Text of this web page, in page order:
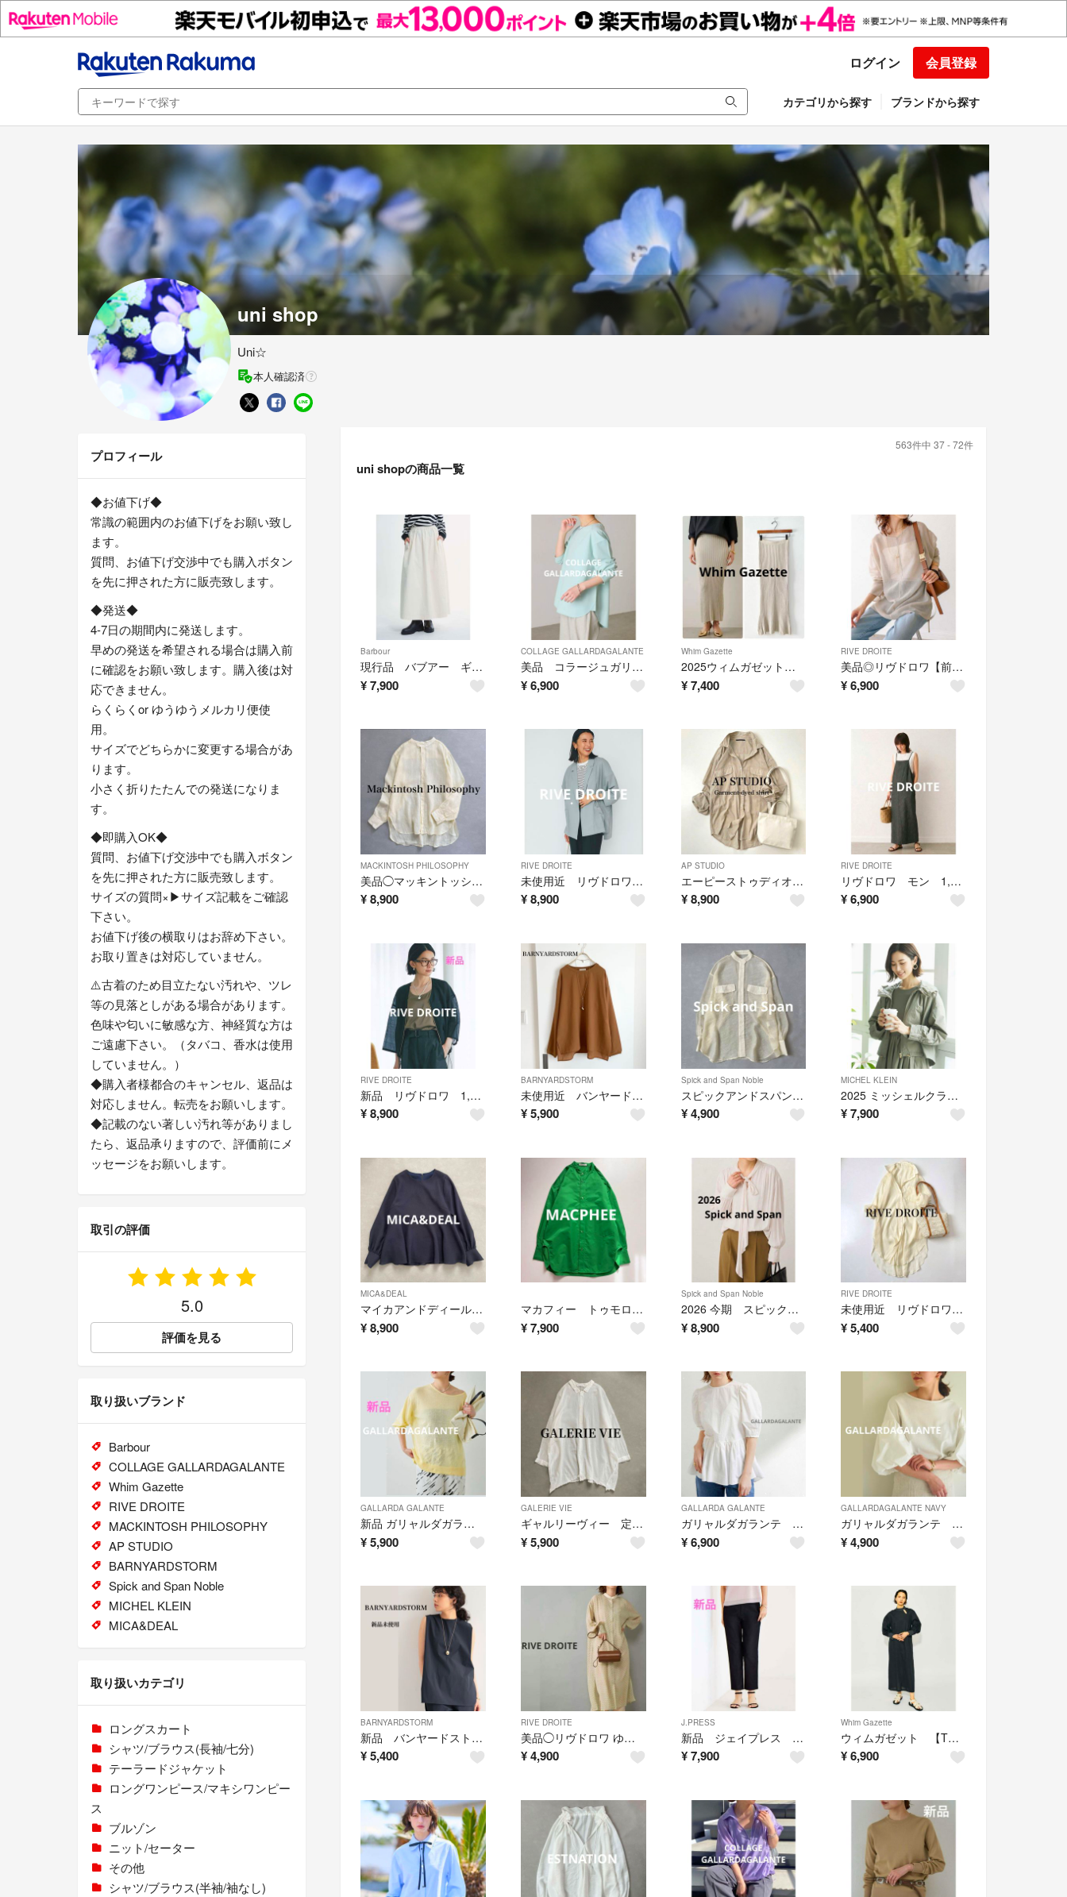
ログイン 会員登録
カテゴリから探す ブランドから探す
uni shop
Uni☆
本人確認済
563件中 37 - 72件
uni shopの商品一覧
Barbour
現行品 バブアー ギャザーフレアスカート Japan Exclusive
¥7,900
COLLAGE GALLARDAGALANTE
美品 コラージュガリャルダガランテ ジョーゼットロンTEE ミント
¥6,900
Whim Gazette
2025ウィムガゼット ニットフィットスカート ライトベージュ
¥ 7,400
RIVE DROITE
美品◎リヴドロワ【前後2WAY】リネンタッチドロストブラウス ベージュ
¥6,900
MACKINTOSH PHILOSOPHY
美品◯マッキントッシュフィロソフィー リネンブラウス シャツ イエロー
¥8,900
RIVE DROITE
未使用近 リヴドロワ シアードルマンジャケット
¥8,900
AP STUDIO
エーピーストゥディオ ガーメントダイシャツ ベージュ
¥ 8,900
RIVE DROITE
リヴドロワ モン 1,8万円 デニムワンピース
¥6,900
RIVE DROITE
新品 リヴドロワ 1,6万 Vネックシアーブルゾン ブラック
¥8,900
BARNYARDSTORM
未使用近 バンヤードストーム ポプリンブラウスプルオーバー キャメル
¥5,900
Spick and Span Noble
スピックアンドスパン シアーオーバーシャツ ナチュラル
¥ 4,900
MICHEL KLEIN
2025 ミッシェルクラン ドロストコンパクトブルゾン カーキ
¥7,900
MICA&DEAL
マイカアンドディール ペプラムジャガードブラウス ネイビー
¥8,900
マカフィー トゥモローランド ポリエステルコットン バンドカラーシャツ
¥7,900
Spick and Span Noble
2026 今期 スピックアンドスパン ボウタイブラウス ホワイト
¥ 8,900
RIVE DROITE
未使用近 リヴドロワ シアーロングシャツ ブラウス ライトイエロー
¥5,400
GALLARDA GALANTE
新品 ガリャルダガランテ 2万円 【2WAY】スリットスリーブシアーニット
¥5,900
GALERIE VIE
ギャルリーヴィー 定価2,3万 コットンシアーカットオフシャツ ホワイト
¥5,900
GALLARDA GALANTE
ガリャルダガランテ 金子麻貴さん コットンペプラムパフブラウス
¥ 6,900
GALLARDAGALANTE NAVY
ガリャルダガランテ タフタスリーブカットソー ホワイト
¥4,900
BARNYARDSTORM
新品 バンヤードストーム 撥水ノースリプルオーバー / ハンドウォッシャブル
¥5,400
RIVE DROITE
美品◯リヴドロワ ゆったり小紋プリントロングシャツワンピース ベージュ
¥4,900
J.PRESS
新品 ジェイプレス シャンブレーサテンテーパードパンツ
¥ 7,900
Whim Gazette
ウィムガゼット 【THE PAUSE】タックスリーブワンピース
¥6,900
プロフィール
◆お値下げ◆
常識の範囲内のお値下げをお願い致し
ます。
質問、お値下げ交渉中でも購入ボタン
を先に押された方に販売致します。
◆発送◆
4-7日の期間内に発送します。
早めの発送を希望される場合は購入前
に確認をお願い致します。購入後は対
応できません。
らくらくor ゆうゆうメルカリ便使
用。
サイズでどちらかに変更する場合があ
ります。
小さく折りたたんでの発送になりま
す。
◆即購入OK◆
質問、お値下げ交渉中でも購入ボタン
を先に押された方に販売致します。
サイズの質問×▶︎サイズ記載をご確認
下さい。
お値下げ後の横取りはお辞め下さい。
お取り置きは対応していません。
⚠️古着のため目立たない汚れや、ツレ
等の見落としがある場合があります。
色味や匂いに敏感な方、神経質な方は
ご遠慮下さい。（タバコ、香水は使用
していません。）
◆購入者様都合のキャンセル、返品は
対応しません。転売をお願いします。
◆記載のない著しい汚れ等がありまし
たら、返品承りますので、評価前にメ
ッセージをお願いします。
取引の評価
5.0
評価を見る
取り扱いブランド
Barbour
COLLAGE GALLARDAGALANTE
Whim Gazette
RIVE DROITE
MACKINTOSH PHILOSOPHY
AP STUDIO
BARNYARDSTORM
Spick and Span Noble
MICHEL KLEIN
MICA&DEAL
取り扱いカテゴリ
ロングスカート
シャツ/ブラウス(長袖/七分)
テーラードジャケット
ロングワンピース/マキシワンピー
ス
ブルゾン
ニット/セーター
その他
シャツ/ブラウス(半袖/袖なし)